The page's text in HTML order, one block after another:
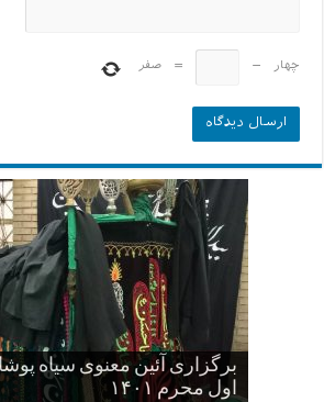
چهار −
= صفر
برگزاری آئین معنوی سیاه
اول محرم ۱۴۰۱
عکس یادگاری سالهای قدیم -۱
یک عکس از قدیم های دور
گلچین کلیپ های سایت
کودکان , نوجوانان و جوانان
حسینیه